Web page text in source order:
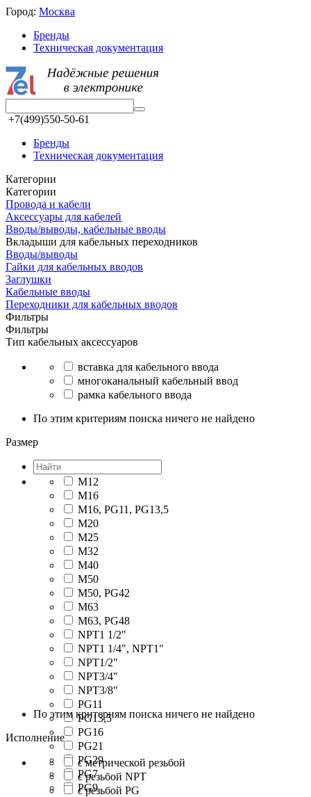
Город: Москва
Бренды
Техническая документация
+7(499)550-50-61
Бренды
Техническая документация
Категории
Категории
Провода и кабели
Аксессуары для кабелей
Вводы/выводы, кабельные вводы
Вкладыши для кабельных переходников
Вводы/выводы
Гайки для кабельных вводов
Заглушки
Кабельные вводы
Переходники для кабельных вводов
Фильтры
Фильтры
Тип кабельных аксессуаров
вставка для кабельного ввода
многоканальный кабельный ввод
рамка кабельного ввода
По этим критериям поиска ничего не найдено
Размер
M12
M16
M16, PG11, PG13,5
M20
M25
M32
M40
M50
M50, PG42
M63
M63, PG48
NPT1 1/2"
NPT1 1/4", NPT1"
NPT1/2"
NPT3/4"
NPT3/8"
PG11
PG13,5
PG16
PG21
PG29
PG7
PG9
По этим критериям поиска ничего не найдено
Исполнение
с метрической резьбой
с резьбой NPT
с резьбой PG